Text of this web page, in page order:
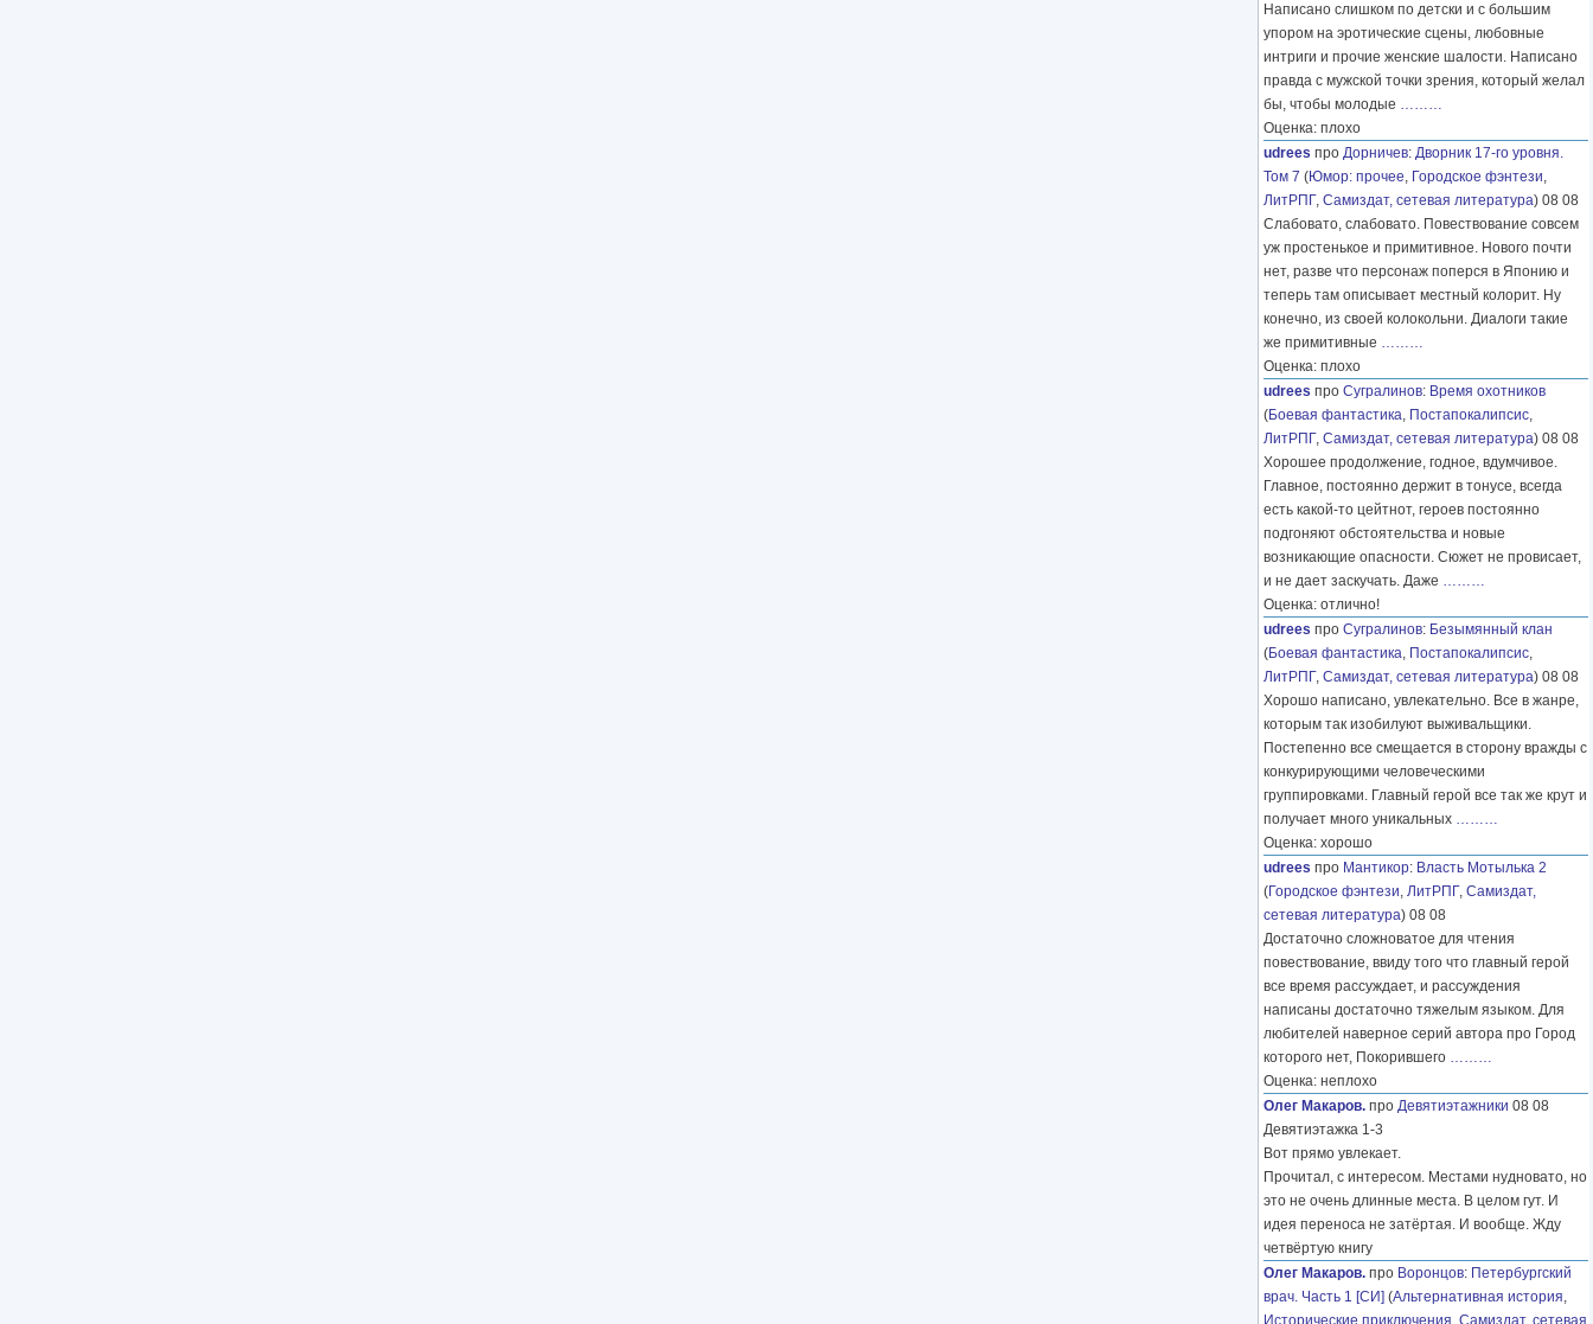
Написано слишком по детски и с большим
упором на эротические сцены, любовные
интриги и прочие женские шалости. Написано
правда с мужской точки зрения, который желал
бы, чтобы молодые ………
Оценка: плохо
udrees про Дорничев: Дворник 17-го уровня.
Том 7 (Юмор: прочее, Городское фэнтези,
ЛитРПГ, Самиздат, сетевая литература) 08 08
Слабовато, слабовато. Повествование совсем
уж простенькое и примитивное. Нового почти
нет, разве что персонаж поперся в Японию и
теперь там описывает местный колорит. Ну
конечно, из своей колокольни. Диалоги такие
же примитивные ………
Оценка: плохо
udrees про Сугралинов: Время охотников
(Боевая фантастика, Постапокалипсис,
ЛитРПГ, Самиздат, сетевая литература) 08 08
Хорошее продолжение, годное, вдумчивое.
Главное, постоянно держит в тонусе, всегда
есть какой-то цейтнот, героев постоянно
подгоняют обстоятельства и новые
возникающие опасности. Сюжет не провисает,
и не дает заскучать. Даже ………
Оценка: отлично!
udrees про Сугралинов: Безымянный клан
(Боевая фантастика, Постапокалипсис,
ЛитРПГ, Самиздат, сетевая литература) 08 08
Хорошо написано, увлекательно. Все в жанре,
которым так изобилуют выживальщики.
Постепенно все смещается в сторону вражды с
конкурирующими человеческими
группировками. Главный герой все так же крут и
получает много уникальных ………
Оценка: хорошо
udrees про Мантикор: Власть Мотылька 2
(Городское фэнтези, ЛитРПГ, Самиздат,
сетевая литература) 08 08
Достаточно сложноватое для чтения
повествование, ввиду того что главный герой
все время рассуждает, и рассуждения
написаны достаточно тяжелым языком. Для
любителей наверное серий автора про Город
которого нет, Покорившего ………
Оценка: неплохо
Олег Макаров. про Девятиэтажники 08 08
Девятиэтажка 1-3
Вот прямо увлекает.
Прочитал, с интересом. Местами нудновато, но
это не очень длинные места. В целом гут. И
идея переноса не затёртая. И вообще. Жду
четвёртую книгу
Олег Макаров. про Воронцов: Петербургский
врач. Часть 1 [СИ] (Альтернативная история,